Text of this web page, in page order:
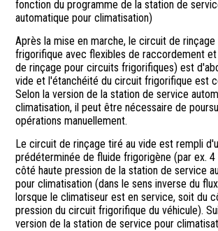
fonction du programme de la station de
automatique pour climatisation)
Après la mise en marche, le circuit de
frigorifique avec flexibles de raccordement
de rinçage pour circuits frigorifiques) est
vide et l'étanchéité du circuit frigorifique est
Selon la version de la station de service
climatisation, il peut être nécessaire de
opérations manuellement.
Le circuit de rinçage tiré au vide est rempli
prédéterminée de fluide frigorigène (par ex. 4
côté haute pression de la station de service
pour climatisation (dans le sens inverse du
lorsque le climatiseur est en service, soit du
pression du circuit frigorifique du véhicule).
version de la station de service pour